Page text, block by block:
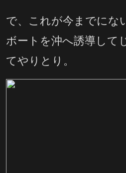
で、これが今までにな
ボートを沖へ誘導して
てやりとり。